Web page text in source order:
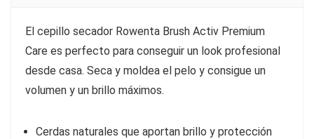
El cepillo secador Rowenta Brush Activ Premium
Care es perfecto para conseguir un look profesional
desde casa. Seca y moldea el pelo y consigue un
volumen y un brillo máximos.
Cerdas naturales que aportan brillo y protección